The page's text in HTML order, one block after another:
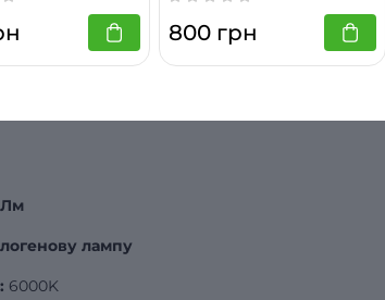
світла у своїй ціновій категорії, чітка
лампу
6000K
800 грн